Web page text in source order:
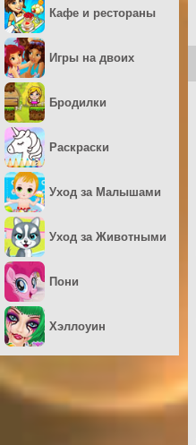
Кафе и рестораны
Игры на двоих
Бродилки
Раскраски
Уход за Малышами
Уход за Животными
Пони
Хэллоуин